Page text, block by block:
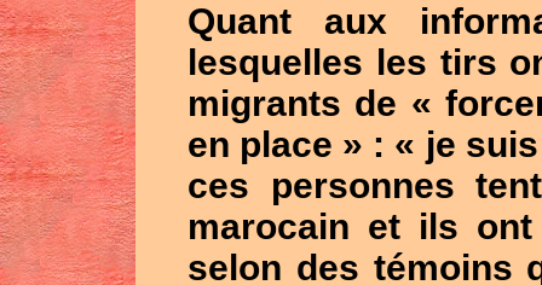
Quant aux
lesquelles les tirs
migrants de «
en place » : « je
ces personnes
marocain et ils
selon des témoins